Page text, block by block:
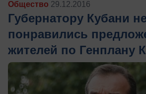
Общество 29.12.2016
Губернатору Кубани
понравились
жителей по Генплану